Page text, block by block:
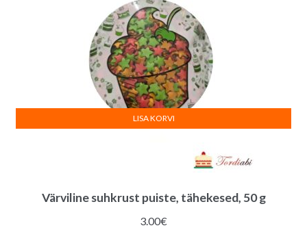
Värviline suhkrust puiste, tähekesed, 50 g
3.00€
LISA KORVI